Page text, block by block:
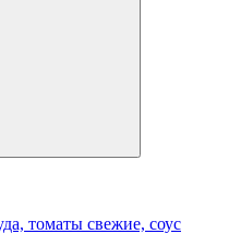
томаты свежие, соус